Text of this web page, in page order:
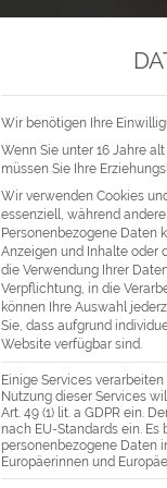
Wir benötigen Ihre
Wenn Sie unter 16 Jahre
müssen Sie Ihre
Wir verwenden Cookies
essenziell, während
Personenbezogene Daten
Anzeigen und Inhalte oder
die Verwendung Ihrer
Verpflichtung, in die
können Ihre Auswahl
Sie, dass aufgrund
Website verfügbar sind.
Einige Services
Nutzung dieser Services
Art. 49 (1) lit. a GDPR ein.
nach EU-Standards ein.
personenbezogene Daten
Europäerinnen und